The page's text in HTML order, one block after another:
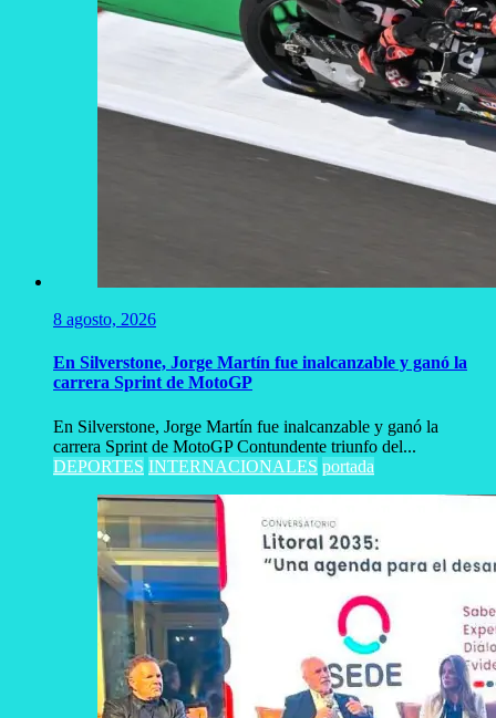
8 agosto, 2026
En Silverstone, Jorge Martín fue inalcanzable y ganó la
carrera Sprint de MotoGP
En Silverstone, Jorge Martín fue inalcanzable y ganó la
carrera Sprint de MotoGP Contundente triunfo del...
DEPORTES INTERNACIONALES portada